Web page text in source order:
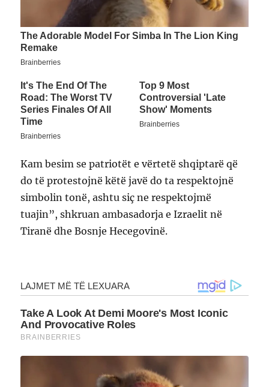
Kam besim se patriotët e vërtetë shqiptarë që
do të protestojnë këtë javë do ta respektojnë
simbolin tonë, ashtu siç ne respektojmë
tuajin”, shkruan ambasadorja e Izraelit në
Tiranë dhe Bosnje Hecegovinë.